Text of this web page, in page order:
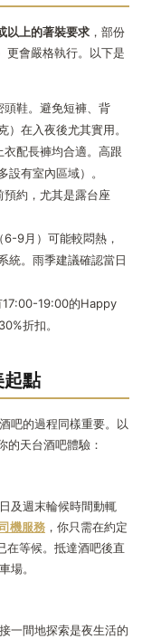
上的著裝要求 ，部份
更會嚴格執行。以下是
鞋。避免短褲、背
在入夜後尤其實用。
配長褲均合適。高跟
有室內區域）。
約，尤其是露台座
9月）可能較悶熱，
統。雨季建議確認當日
19:00的Happy
折扣。
起點
吧的過程同樣重要。以
天台酒吧體驗：
及週末輪候時間動輒
機服務 ，你只需在約定
在等候。抵達酒吧後直
場。
一間地探索是夜生活的